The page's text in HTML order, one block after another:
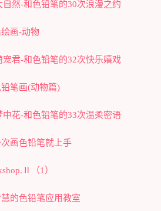
自然-和色铅笔的30次浪漫之约
绘画-动物
宠君-和色铅笔的32次快乐嬉戏
铅笔画(动物篇)
中花-和色铅笔的33次温柔密语
次画色铅笔就上手
（1）
慧的色铅笔应用教室